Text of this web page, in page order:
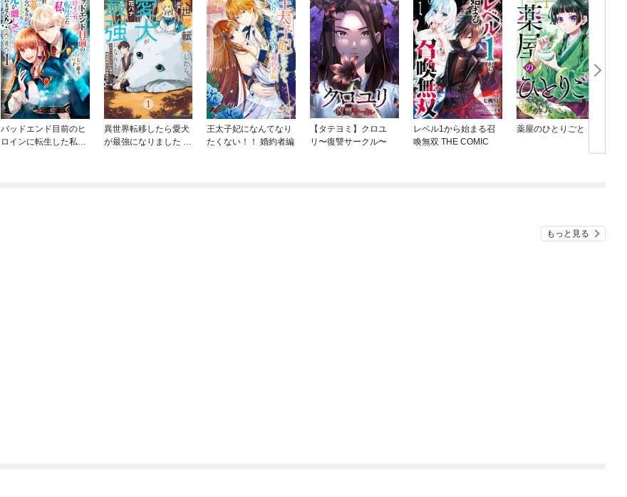
バッドエンド目前のヒ
ロインに転生した私、
異世界転移したら愛犬
が最強になりました ～
王太子妃になんてなり
たくない！！ 婚約者編
【タテヨミ】クロユ
リ〜復讐サークル〜
レベル1から始まる召
喚無双 THE COMIC
薬屋のひとりごと
もっと見る